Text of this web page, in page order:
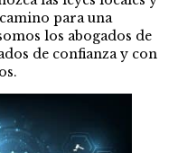
para una
los abogados de
de confianza y con